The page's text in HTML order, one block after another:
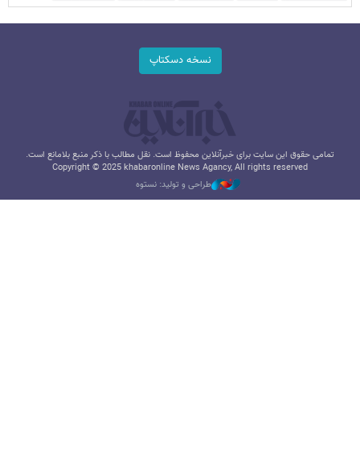
نسخه دسکتاپ
تمامی حقوق این سایت برای خبرآنلاین محفوظ است. نقل مطالب با ذکر منبع بلامانع است.
Copyright © 2025 khabaronline News Agancy, All rights reserved
طراحی و تولید: نستوه